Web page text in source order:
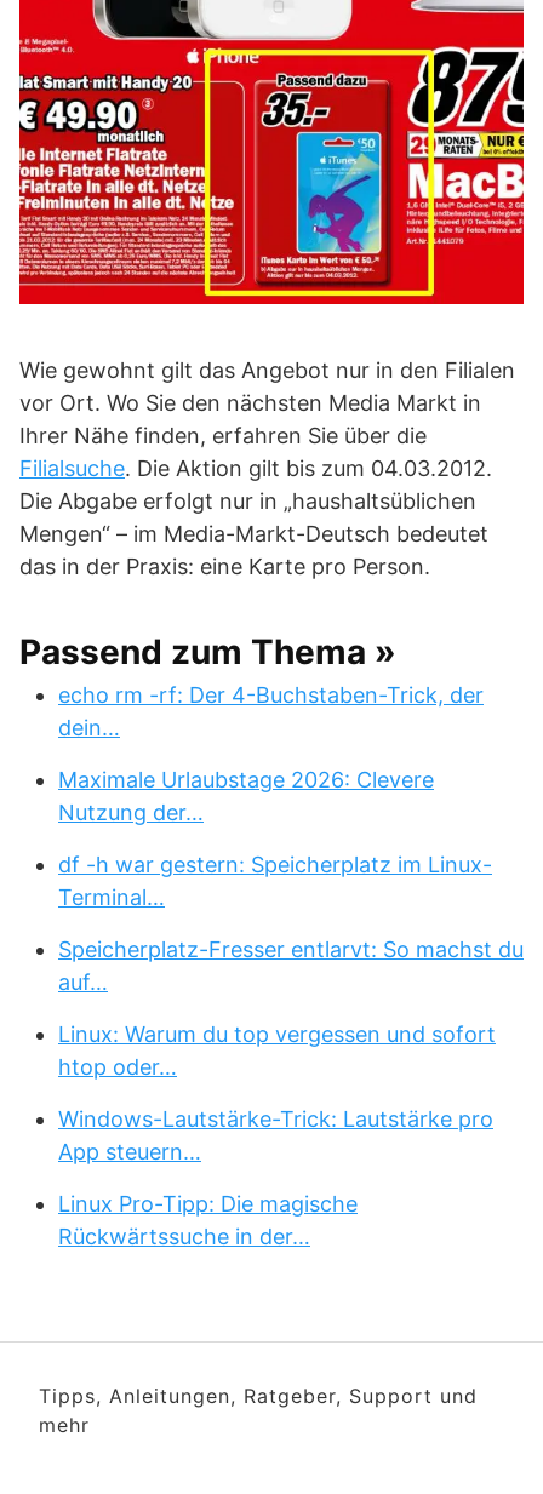
Wie gewohnt gilt das Angebot nur in den Filialen
vor Ort. Wo Sie den nächsten Media Markt in
Ihrer Nähe finden, erfahren Sie über die
Filialsuche. Die Aktion gilt bis zum 04.03.2012.
Die Abgabe erfolgt nur in „haushaltsüblichen
Mengen“ – im Media-Markt-Deutsch bedeutet
das in der Praxis: eine Karte pro Person.
Passend zum Thema »
echo rm -rf: Der 4-Buchstaben-Trick, der
dein…
Maximale Urlaubstage 2026: Clevere
Nutzung der…
df -h war gestern: Speicherplatz im Linux-
Terminal…
Speicherplatz-Fresser entlarvt: So machst du
auf…
Linux: Warum du top vergessen und sofort
htop oder…
Windows-Lautstärke-Trick: Lautstärke pro
App steuern…
Linux Pro-Tipp: Die magische
Rückwärtssuche in der…
Tipps, Anleitungen, Ratgeber, Support und
mehr